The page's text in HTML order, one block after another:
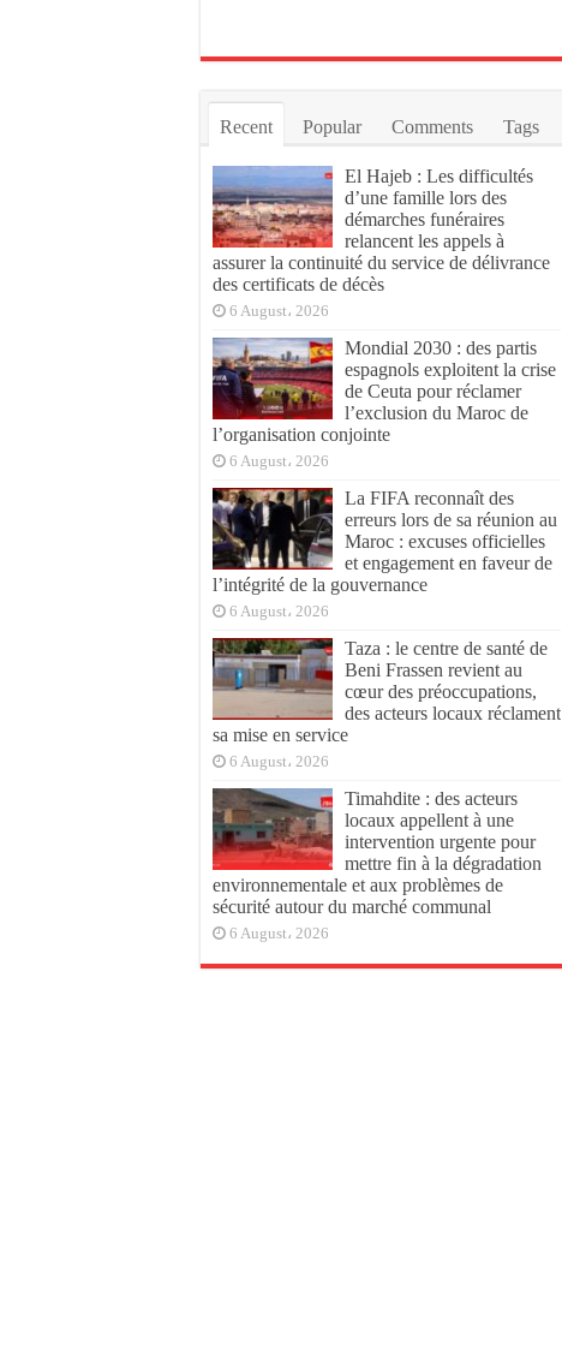
Recent Popular Comments Tags
El Hajeb : Les difficultés
d’une famille lors des
démarches funéraires
relancent les appels à
assurer la continuité du service de délivrance
des certificats de décès
6 August، 2026
Mondial 2030 : des partis
espagnols exploitent la crise
de Ceuta pour réclamer
l’exclusion du Maroc de
l’organisation conjointe
6 August، 2026
La FIFA reconnaît des
erreurs lors de sa réunion au
Maroc : excuses officielles
et engagement en faveur de
l’intégrité de la gouvernance
6 August، 2026
Taza : le centre de santé de
Beni Frassen revient au
cœur des préoccupations,
des acteurs locaux réclament
sa mise en service
6 August، 2026
Timahdite : des acteurs
locaux appellent à une
intervention urgente pour
mettre fin à la dégradation
environnementale et aux problèmes de
sécurité autour du marché communal
6 August، 2026